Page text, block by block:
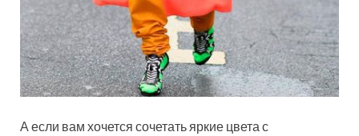
А если вам хочется сочетать яркие цвета с